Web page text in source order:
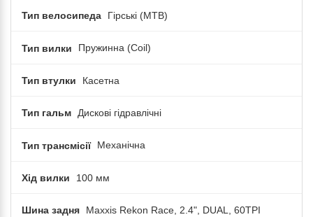
Тип велосипеда Гірські (MTB)
Тип вилки Пружинна (Coil)
Тип втулки Касетна
Тип гальм Дискові гідравлічні
Тип трансмісії Механічна
Хід вилки 100 мм
Шина задня Maxxis Rekon Race, 2.4", DUAL, 60TPI